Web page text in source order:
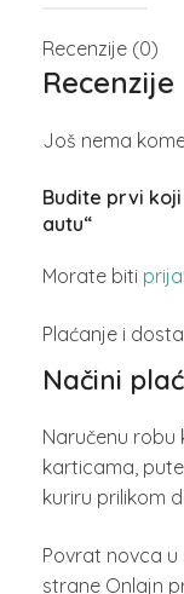
Recenzije (0)
Recenzije
Još nema
Budite prvi
autu“
Morate biti
Plaćanje i
Načini
Naručenu
karticama,
kuriru prilikom
Povrat novca
strane Onlajn